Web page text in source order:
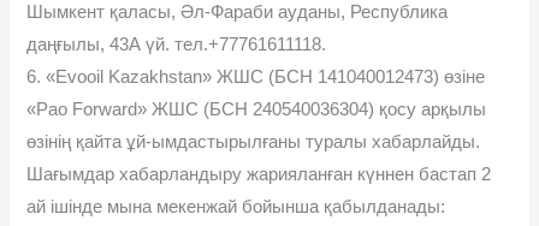
Шымкент қаласы, Əл-Фараби ауданы, Республика
даңғылы, 43А үй. тел.+77761611118.
6. «Evooil Kazakhstan» ЖШС (БСН 141040012473) өзіне
«Pao Forward» ЖШС (БСН 240540036304) қосу арқылы
өзінің қайта ұй-ымдастырылғаны туралы хабарлайды.
Шағымдар хабарландыру жарияланған күннен бастап 2
ай ішінде мына мекенжай бойынша қабылданады: